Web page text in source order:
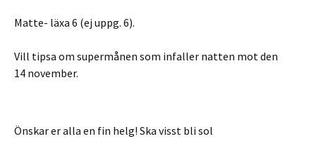
Matte- läxa 6 (ej uppg. 6).
Vill tipsa om supermånen som infaller natten mot den
14 november.